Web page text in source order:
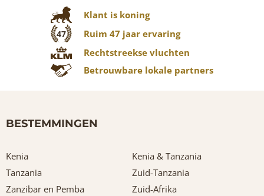
Klant is koning
47
Ruim 47 jaar ervaring
Rechtstreekse vluchten
Betrouwbare lokale partners
BESTEMMINGEN
Kenia
Kenia & Tanzania
Tanzania
Zuid-Tanzania
Zanzibar en Pemba
Zuid-Afrika